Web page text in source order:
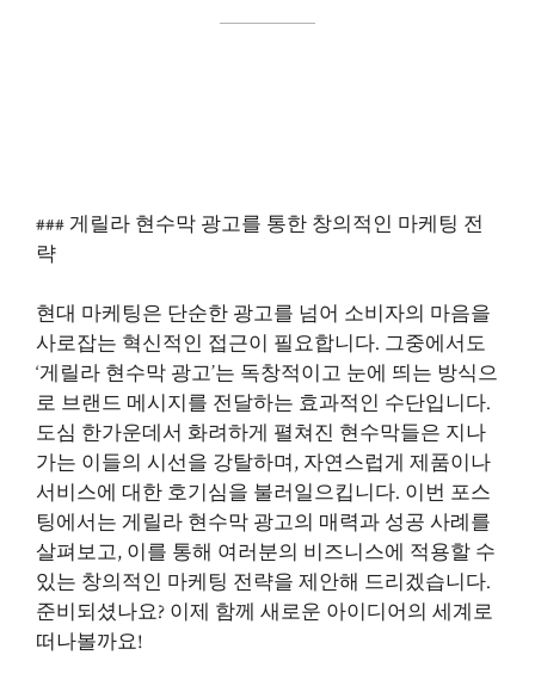
### 게릴라 현수막 광고를 통한 창의적인 마케팅 전
략
현대 마케팅은 단순한 광고를 넘어 소비자의 마음을
사로잡는 혁신적인 접근이 필요합니다. 그중에서도
‘게릴라 현수막 광고’는 독창적이고 눈에 띄는 방식으
로 브랜드 메시지를 전달하는 효과적인 수단입니다.
도심 한가운데서 화려하게 펼쳐진 현수막들은 지나
가는 이들의 시선을 강탈하며, 자연스럽게 제품이나
서비스에 대한 호기심을 불러일으킵니다. 이번 포스
팅에서는 게릴라 현수막 광고의 매력과 성공 사례를
살펴보고, 이를 통해 여러분의 비즈니스에 적용할 수
있는 창의적인 마케팅 전략을 제안해 드리겠습니다.
준비되셨나요? 이제 함께 새로운 아이디어의 세계로
떠나볼까요!